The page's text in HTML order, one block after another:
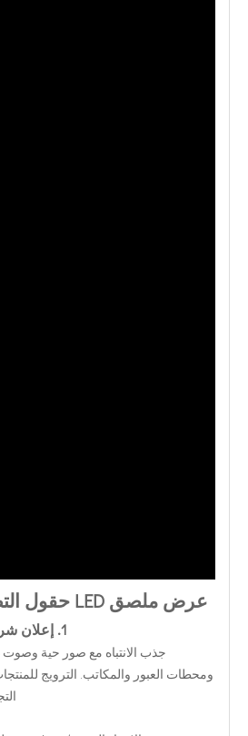
عرض ملصق LED حقول التطبيق المستهدفة
1. إعلان شركات تأجير عرض LED
جذب الانتباه مع صور حية
ومحطات العبور والمكاتب. الترويج